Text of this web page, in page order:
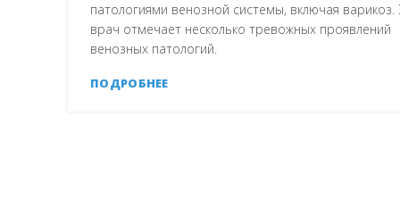
патологиями венозной системы, включая варикоз.
врач отмечает несколько тревожных проявлений
венозных патологий.
ПОДРОБНЕЕ